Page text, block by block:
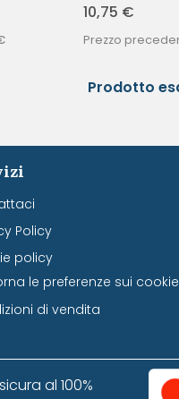
10,75 €
Prezzo
Prodotto
Policy
policy
le preferenze sui cookie
di vendita
al 100%